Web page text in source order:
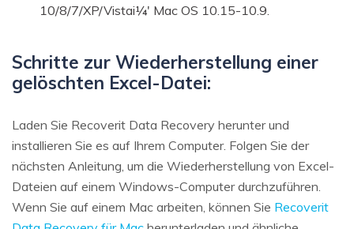
10/8/7/XP/Vistai¼' Mac OS 10.15-10.9.
Schritte zur Wiederherstellung einer
gelöschten Excel-Datei:
Laden Sie Recoverit Data Recovery herunter und
installieren Sie es auf Ihrem Computer. Folgen Sie der
nächsten Anleitung, um die Wiederherstellung von Excel-
Dateien auf einem Windows-Computer durchzuführen.
Wenn Sie auf einem Mac arbeiten, können Sie Recoverit